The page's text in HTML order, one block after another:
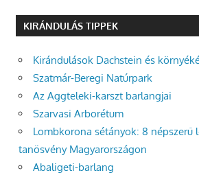
KIRÁNDULÁS TIPPEK
Kirándulások Dachstein és
Szatmár-Beregi Natúrpark
Az Aggteleki-karszt barlangjai
Szarvasi Arborétum
Lombkorona sétányok: 8 népszerű
tanösvény Magyarországon
Abaligeti-barlang